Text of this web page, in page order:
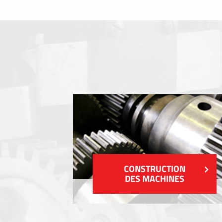
CONSTRUCTION
DES MACHINES